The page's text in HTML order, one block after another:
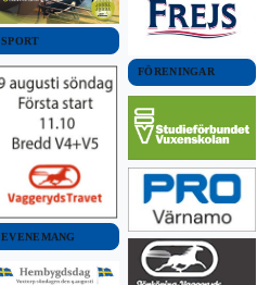
SPORT
EVENEMANG
FÖRENINGAR